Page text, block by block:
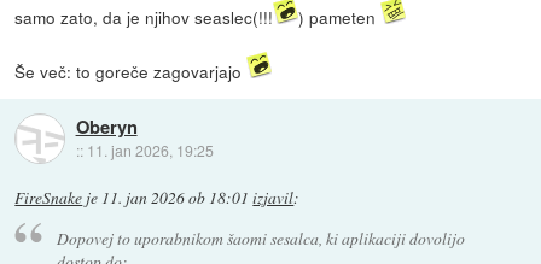
samo zato, da je njihov seaslec(!!!
) pameten
Še več: to goreče zagovarjajo
Oberyn
:: 11. jan 2026, 19:25
FireSnake je 11. jan 2026 ob 18:01 izjavil:
Dopovej to uporabnikom šaomi sesalca, ki aplikaciji dovolijo